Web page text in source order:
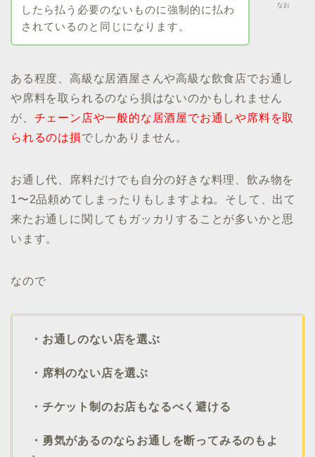
なお
したら払う必要のないものに強制的に払わ
されているのと同じになります。
ある程度、高級な居酒屋さんや高級な飲食店でお通し
や席料を取られるのなら損はないのかもしれません
が、 チェーン店や一般的な居酒屋でお通しや席料を取
られるのは損でしかありません。
お通し代、席料だけでも自分の好きな料理、飲み物を
1〜2品頼めてしまったりもしますよね。そして、出て
来たお通しに関してもガッカリすることが多いかと思
います。
なので
・お通しのない店を選ぶ
・席料のない店を選ぶ
・チケット制のお店もなるべく避ける
・勇気があるのならお通しを断ってみるのもよ